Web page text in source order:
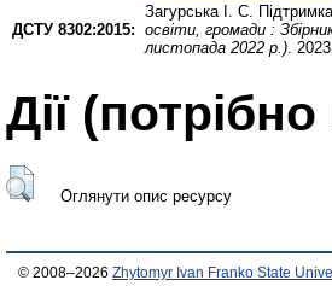
ДСТУ 8302:2015:
Загурська І. С.
освіти, громади :
листопада 2022 р.) .
Дії
Оглянути опис ресурсу
© 2008–2026 Zhytomyr Ivan Franko State